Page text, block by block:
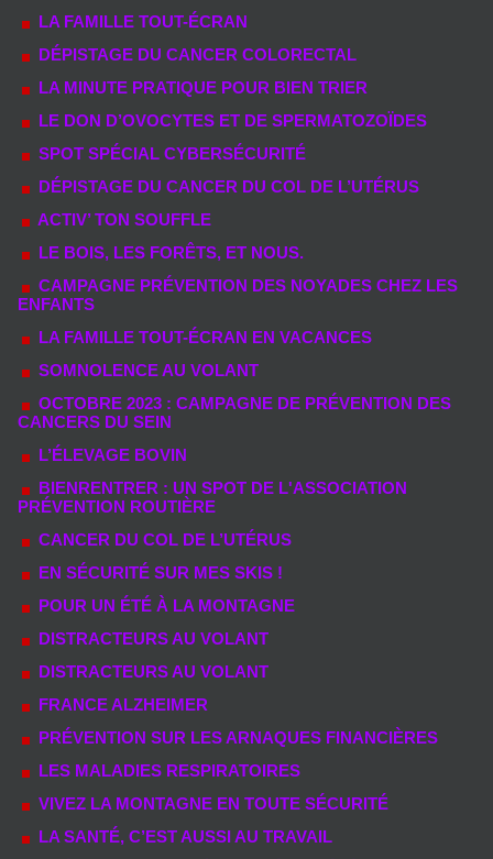
LA FAMILLE TOUT-ÉCRAN
DÉPISTAGE DU CANCER COLORECTAL
LA MINUTE PRATIQUE POUR BIEN TRIER
LE DON D’OVOCYTES ET DE SPERMATOZOÏDES
SPOT SPÉCIAL CYBERSÉCURITÉ
DÉPISTAGE DU CANCER DU COL DE L’UTÉRUS
ACTIV’ TON SOUFFLE
LE BOIS, LES FORÊTS, ET NOUS.
CAMPAGNE PRÉVENTION DES NOYADES CHEZ LES
ENFANTS
LA FAMILLE TOUT-ÉCRAN EN VACANCES
SOMNOLENCE AU VOLANT
OCTOBRE 2023 : CAMPAGNE DE PRÉVENTION DES
CANCERS DU SEIN
L’ÉLEVAGE BOVIN
BIENRENTRER : UN SPOT DE L'ASSOCIATION
PRÉVENTION ROUTIÈRE
CANCER DU COL DE L’UTÉRUS
EN SÉCURITÉ SUR MES SKIS !
POUR UN ÉTÉ À LA MONTAGNE
DISTRACTEURS AU VOLANT
DISTRACTEURS AU VOLANT
FRANCE ALZHEIMER
PRÉVENTION SUR LES ARNAQUES FINANCIÈRES
LES MALADIES RESPIRATOIRES
VIVEZ LA MONTAGNE EN TOUTE SÉCURITÉ
LA SANTÉ, C’EST AUSSI AU TRAVAIL